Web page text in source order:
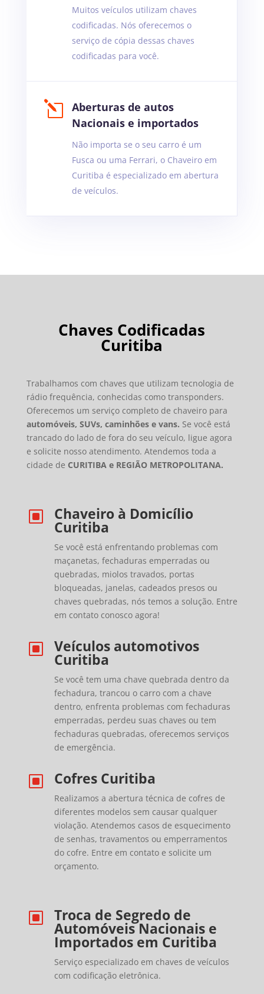
Muitos veículos utilizam chaves
codificadas. Nós oferecemos o
serviço de cópia dessas chaves
codificadas para você.
l
Aberturas de autos
Nacionais e importados
Não importa se o seu carro é um
Fusca ou uma Ferrari, o Chaveiro em
Curitiba é especializado em abertura
de veículos.
Chaves Codificadas
Curitiba
Trabalhamos com chaves que utilizam tecnologia de
rádio frequência, conhecidas como transponders.
Oferecemos um serviço completo de chaveiro para
automóveis, SUVs, caminhões e vans. Se você está
trancado do lado de fora do seu veículo, ligue agora
e solicite nosso atendimento. Atendemos toda a
cidade de CURITIBA e REGIÃO METROPOLITANA.
W Chaveiro à Domicílio
Curitiba
Se você está enfrentando problemas com
maçanetas, fechaduras emperradas ou
quebradas, miolos travados, portas
bloqueadas, janelas, cadeados presos ou
chaves quebradas, nós temos a solução. Entre
em contato conosco agora!
W Veículos automotivos
Curitiba
Se você tem uma chave quebrada dentro da
fechadura, trancou o carro com a chave
dentro, enfrenta problemas com fechaduras
emperradas, perdeu suas chaves ou tem
fechaduras quebradas, oferecemos serviços
de emergência.
W Cofres Curitiba
Realizamos a abertura técnica de cofres de
diferentes modelos sem causar qualquer
violação. Atendemos casos de esquecimento
de senhas, travamentos ou emperramentos
do cofre. Entre em contato e solicite um
orçamento.
W Troca de Segredo de
Automóveis Nacionais e
Importados em Curitiba
Serviço especializado em chaves de veículos
com codificação eletrônica.